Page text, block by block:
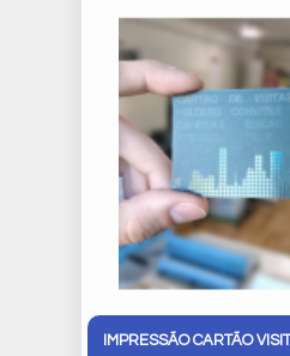
IMPRESSÃO CARTÃO